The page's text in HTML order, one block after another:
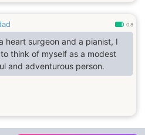
0.8
a heart surgeon and a pianist, I
think of myself as a modest
and adventurous person.